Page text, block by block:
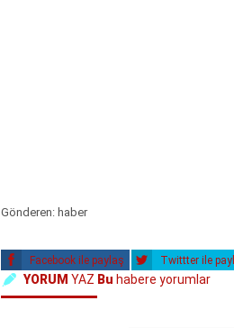
Gönderen: haber
Facebook ile paylaş Twittter ile
YORUM YAZ Bu habere yorumlar